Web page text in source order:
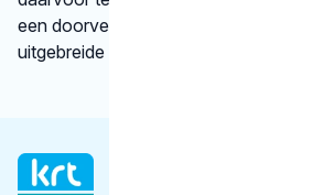
een doorverwijzing naar een
uitgebreide informatie.